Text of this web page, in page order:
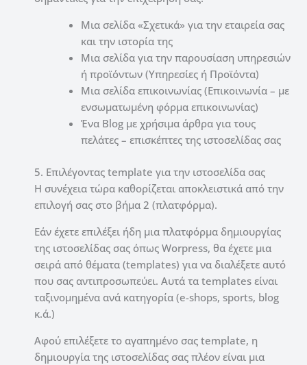
Μια σελίδα «Σχετικά» για την εταιρεία σας
και την ιστορία της
Μια σελίδα για την παρουσίαση υπηρεσιών
ή προϊόντων (Υπηρεσίες ή Προϊόντα)
Μια σελίδα επικοινωνίας (Επικοινωνία – με
ενσωματωμένη φόρμα επικοινωνίας)
Ένα Blog με χρήσιμα άρθρα για τους
πελάτες – επισκέπτες της ιστοσελίδας σας
5. Επιλέγοντας template για την ιστοσελίδα σας
Η συνέχεια τώρα καθορίζεται αποκλειστικά από την
επιλογή σας στο βήμα 2 (πλατφόρμα).
Εάν έχετε επιλέξει ήδη μια πλατφόρμα δημιουργίας
της ιστοσελίδας σας όπως Worpress, θα έχετε μια
σειρά από θέματα (templates) για να διαλέξετε αυτό
που σας αντιπροσωπεύει. Αυτά τα templates είναι
ταξινομημένα ανά κατηγορία (e-shops, sports, blog
κ.ά.)
Αφού επιλέξετε το αγαπημένο σας template, η
δημιουργία της ιστοσελίδας σας πλέον είναι μια